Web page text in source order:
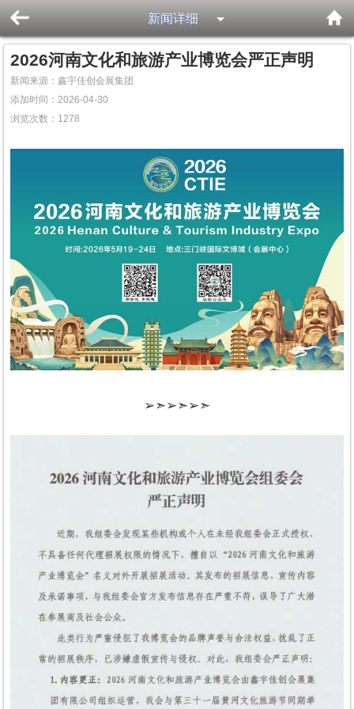
新闻详细
2026河南文化和旅游产业博览会严正声明
新闻来源：鑫宇佳创会展集团
添加时间：2026-04-30
浏览次数： 1278
➢➣➢➣➢➣